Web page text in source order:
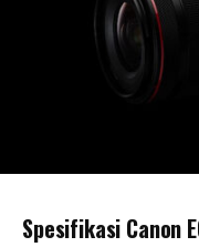
Spesifikasi Canon